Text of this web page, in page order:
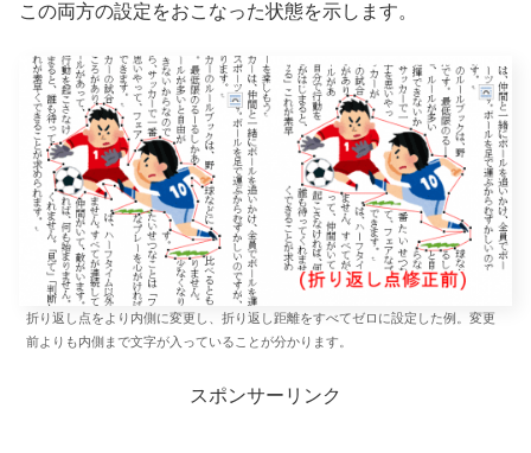
この両方の設定をおこなった状態を示します。
折り返し点をより内側に変更し、折り返し距離をすべてゼロに設定した例。変更
前よりも内側まで文字が入っていることが分かります。
スポンサーリンク